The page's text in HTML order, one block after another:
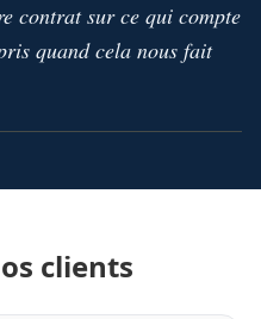
contrat sur ce qui compte
quand cela nous fait
clients